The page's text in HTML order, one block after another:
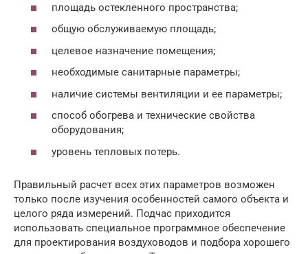
площадь остекленного пространства;
общую обслуживаемую площадь;
целевое назначение помещения;
необходимые санитарные параметры;
наличие системы вентиляции и ее параметры;
способ обогрева и технические свойства
оборудования;
уровень тепловых потерь.
Правильный расчет всех этих параметров возможен
только после изучения особенностей самого объекта и
целого ряда измерений. Подчас приходится
использовать специальное программное обеспечение
для проектирования воздуховодов и подбора хорошего